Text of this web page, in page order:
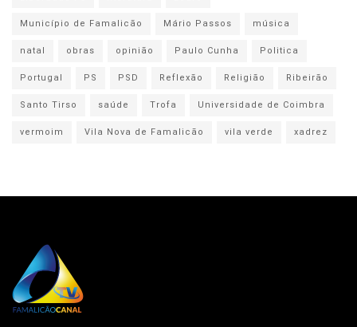
Município de Famalicão
Mário Passos
música
natal
obras opinião Paulo Cunha
Politica
Portugal
PS PSD Reflexão Religião
Ribeirão
Santo Tirso
saúde Trofa
Universidade de Coimbra
vermoim
Vila Nova de Famalicão vila verde xadrez